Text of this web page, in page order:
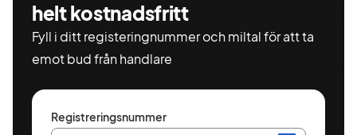
helt kostnadsfritt
Fyll i ditt registeringnummer och miltal för att ta
emot bud från handlare
Registreringsnummer